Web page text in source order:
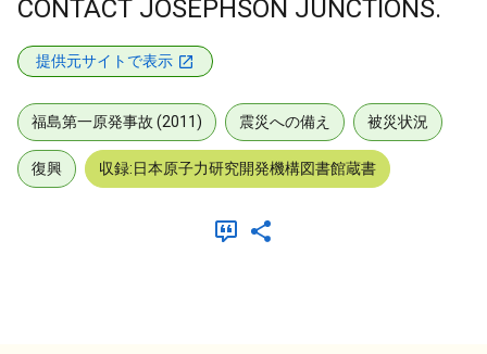
CONTACT JOSEPHSON JUNCTIONS.
提供元サイトで表示
福島第一原発事故 (2011) 震災への備え 被災状況
復興 収録:日本原子力研究開発機構図書館蔵書